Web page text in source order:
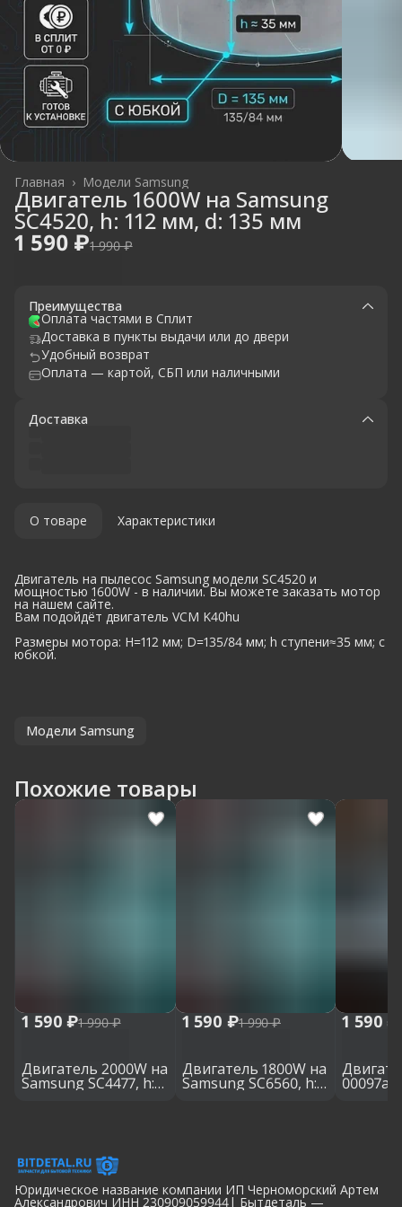
Модели Samsung
Главная ›
Двигатель 1600W на Samsung
SC4520, h: 112 мм, d: 135 мм
1 590 ₽1 990 ₽
Преимущества
Оплата частями в Сплит
Доставка в пункты выдачи или до двери
Удобный возврат
Оплата — картой, СБП или наличными
Доставка
О товаре Характеристики
Двигатель на пылесос Samsung модели SC4520 и
мощностью 1600W - в наличии. Вы можете заказать мотор
на нашем сайте.
Вам подойдёт двигатель VCM K40hu
Размеры мотора: H=112 мм; D=135/84 мм; h ступени≈35 мм; с
юбкой.
Модели Samsung
Похожие товары
1 590 ₽1 990 ₽
Двигатель 2000W на
Samsung SC4477, h:
1 590 ₽1 990 ₽
Двигатель 1800W на
Samsung SC6560, h:
1 590 ₽
00097a
Юридическое название компании ИП Черноморский Артем
Александрович ИНН 230909059944| Бытдеталь —